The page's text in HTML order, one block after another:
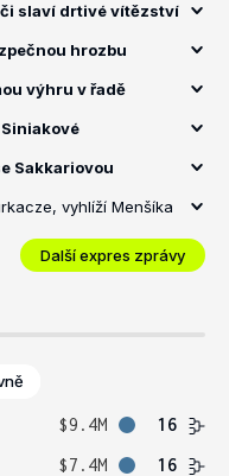
slaví drtivé vítězství
hrozbu
výhru v řadě
Sakkariovou
vyhlíží Menšíka
Další expres zprávy
$9.4M
16
$7.4M 16